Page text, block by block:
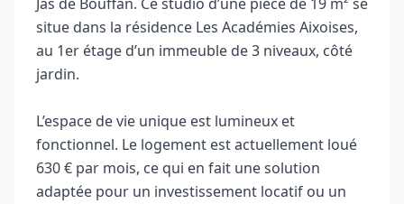
situe dans la résidence Les Académies Aixoises,
au 1er étage d’un immeuble de 3 niveaux, côté
jardin.
L’espace de vie unique est lumineux et
fonctionnel. Le logement est actuellement loué
630 € par mois, ce qui en fait une solution
adaptée pour un investissement locatif ou un